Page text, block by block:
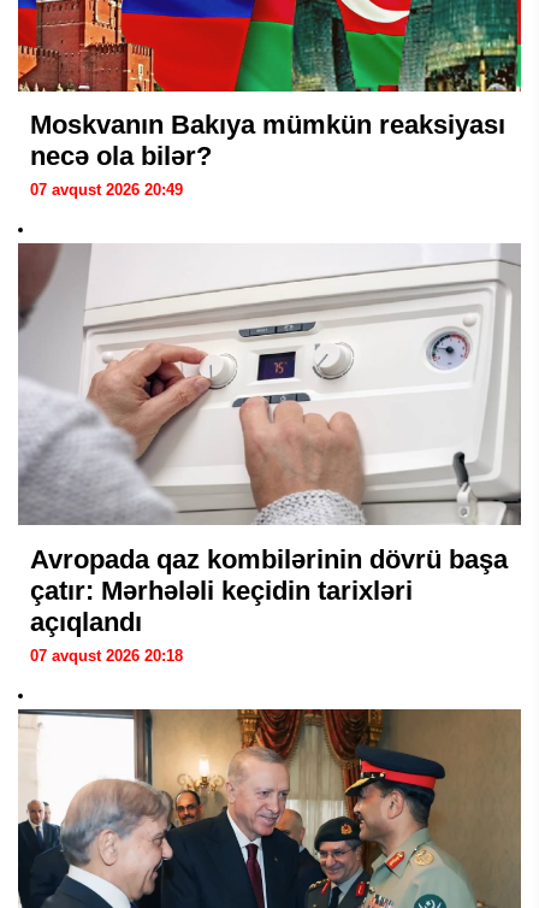
Moskvanın Bakıya mümkün reaksiyası
necə ola bilər?
07 avqust 2026 20:49
Avropada qaz kombilərinin dövrü başa
çatır: Mərhələli keçidin tarixləri
açıqlandı
07 avqust 2026 20:18